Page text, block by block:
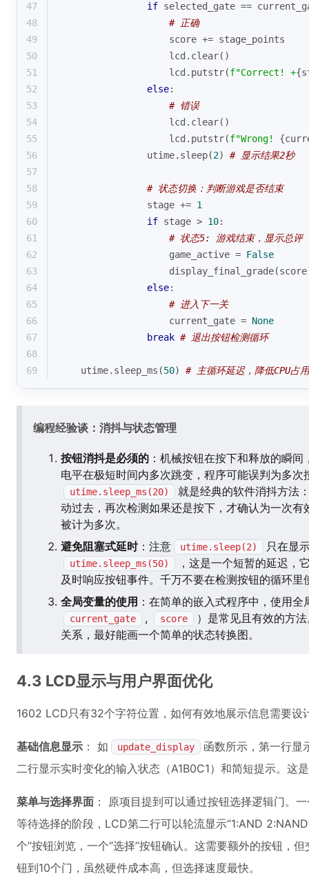
47
if selected_gate ==
48
# 正确
49
                    score += stage_points
50
                    lcd.clear()
51
                    lcd.putstr(
f"Correct! +
52
else:
53
# 错误
54
                    lcd.clear()
55
                    lcd.putstr(
f"Wrong!
56
                utime.sleep(
2) # 显示结果2秒
57
58
# 状态切换：判断游戏是否结束
59
                stage +=
1
60
if stage > 10:
61
# 状态5: 游戏结束，显示总评
62
                    game_active =
False
63
64
else:
65
# 进入下一关
66
                    current_gate =
None
67
break # 退出按钮检测循环
68
69
    utime.sleep_ms(
50) # 主循环延迟，降低CPU占用
编程经验谈：消抖与状态管理
按钮消抖是必须的 ：机械按钮在按下和释放的瞬
电平在极短时间内多次跳变，程序可能误判为多次
utime.sleep_ms(20)
就是经典的软件消抖方法
动过去，再次检测如果还是按下，才确认为一次
被计为多次。
避免阻塞式延时：注意 utime.sleep(2) 只在显
utime.sleep_ms(50)
，这是一个短暂的延迟，
及时响应按钮事件。千万不要在检测按钮的循环里
全局变量的使用 ：在简单的嵌入式程序中，使用
current_gate , score
）是常见且有效的方
关系，最好能画一个简单的状态转换图。
4.3 LCD显示与用户界面优化
1602 LCD只有32个字符位置，如何有效地展示信息需要设
基础信息显示 ： 如 update_display
函数所示，第一行显
二行显示实时变化的输入状态（A1B0C1）和简短提示。这
菜单与选择界面 ： 原项目提到可以通过按钮选择逻辑门。
等待选择的阶段，LCD第二行可以轮流显示“1:AND
个”按钮浏览，一个“选择”按钮确认。这需要额外的按钮，
钮到10个门，虽然硬件成本高，但选择速度最快。